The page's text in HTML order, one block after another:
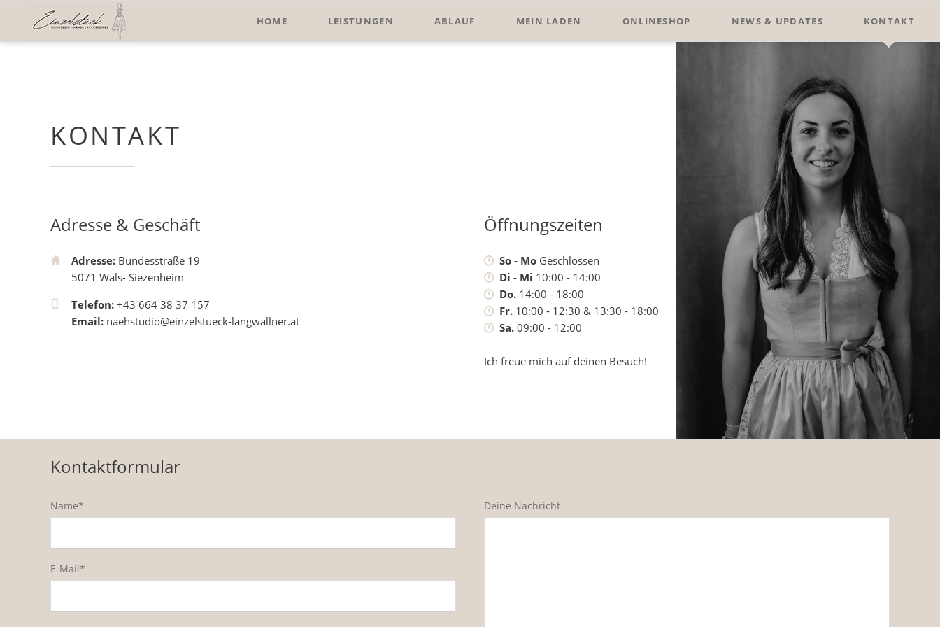
HOME LEISTUNGEN ABLAUF MEIN LADEN ONLINESHOP NEWS & UPDATES KONTAKT
KONTAKT
Adresse & Geschäft
Adresse: Bundesstraße 19
5071 Wals- Siezenheim
Telefon: +43 664 38 37 157
Email: naehstudio@einzelstueck-langwallner.at
Öffnungszeiten
So - MoGeschlossen
Di - Mi 10:00 - 14:00
Do.14:00 - 18:00
Fr.10:00 - 12:30 & 13:30 - 18:00
Sa.09:00 - 12:00
Ich freue mich auf deinen Besuch!
Kontaktformular
Pflichtfeld
Name*
Pflichtfeld
E-Mail*
Deine Nachricht